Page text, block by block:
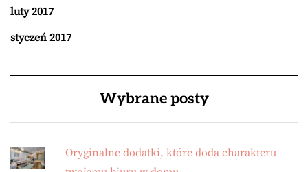
luty 2017
styczeń 2017
Wybrane posty
Oryginalne dodatki, które doda charakteru